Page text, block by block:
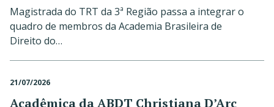
Magistrada do TRT da 3ª Região passa a integrar o
quadro de membros da Academia Brasileira de
Direito do…
21/07/2026
Acadêmica da ABDT Christiana D’Arc